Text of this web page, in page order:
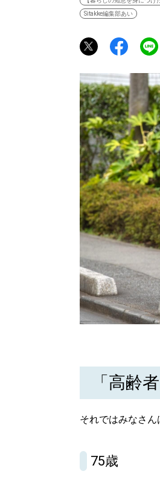
Sitakke編集部あい
「高齢
それではみなさ
75歳